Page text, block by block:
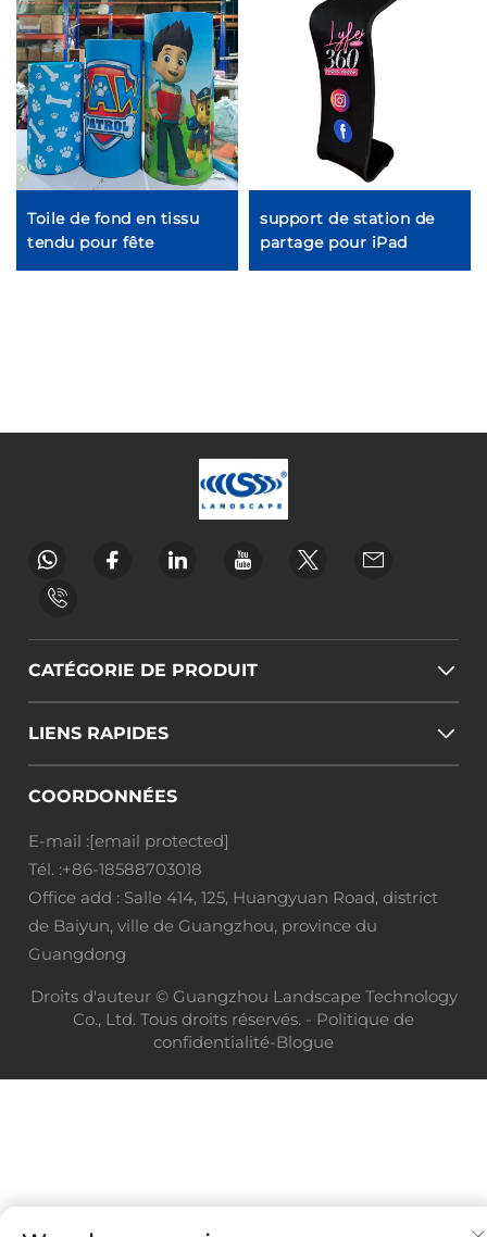
Toile de fond en tissu
tendu pour fête
support de station de
partage pour iPad
CATÉGORIE DE PRODUIT
LIENS RAPIDES
COORDONNÉES
E-mail :[email protected]
Tél. :+86-18588703018
Office add : Salle 414, 125, Huangyuan Road, district
de Baiyun, ville de Guangzhou, province du
Guangdong
Droits d'auteur © Guangzhou Landscape Technology
Co., Ltd. Tous droits réservés. - Politique de
confidentialité-Blogue